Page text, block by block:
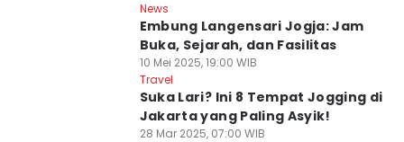
News
Embung Langensari Jogja: Jam
Buka, Sejarah, dan Fasilitas
10 Mei 2025, 19:00 WIB
Travel
Suka Lari? Ini 8 Tempat Jogging di
Jakarta yang Paling Asyik!
28 Mar 2025, 07:00 WIB